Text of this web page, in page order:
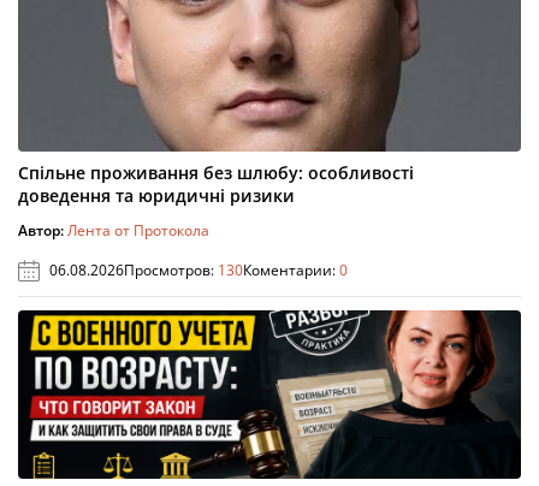
Спільне проживання без шлюбу: особливості
доведення та юридичні ризики
Автор:Лента от Протокола
06.08.2026Просмотров: 130Коментарии:0